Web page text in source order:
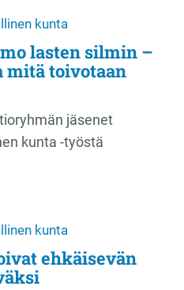
kunta
lasten silmin –
mitä toivotaan
jäsenet
kunta -työstä
kunta
ehkäisevän